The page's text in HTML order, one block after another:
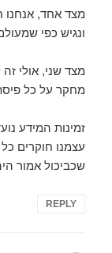
מצד אחד, אנחנו
ונגיש כפי
מצד שני, אולי
מחקר על כל
זמינות המידע
עצמנו חוקרים
שכביכול אמור
REPLY